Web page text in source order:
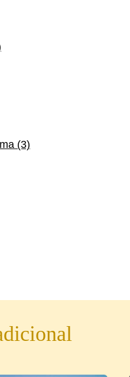
(3)